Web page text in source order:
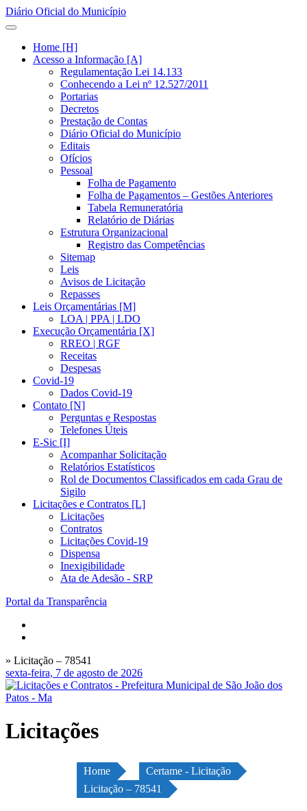
Diário Oficial do Município
Home [H]
Acesso a Informação [A]
Regulamentação Lei 14.133
Conhecendo a Lei nº 12.527/2011
Portarias
Decretos
Prestação de Contas
Diário Oficial do Município
Editais
Ofícios
Pessoal
Folha de Pagamento
Folha de Pagamentos – Gestões Anteriores
Tabela Remuneratória
Relatório de Diárias
Estrutura Organizacional
Registro das Competências
Sitemap
Leis
Avisos de Licitação
Repasses
Leis Orçamentárias [M]
LOA | PPA | LDO
Execução Orçamentária [X]
RREO | RGF
Receitas
Despesas
Covid-19
Dados Covid-19
Contato [N]
Perguntas e Respostas
Telefones Úteis
E-Sic [I]
Acompanhar Solicitação
Relatórios Estatísticos
Rol de Documentos Classificados em cada Grau de
Sigilo
Licitações e Contratos [L]
Licitações
Contratos
Licitações Covid-19
Dispensa
Inexigibilidade
Ata de Adesão - SRP
Portal da Transparência
» Licitação – 78541
sexta-feira, 7 de agosto de 2026
Licitações
Home
Certame - Licitação
Licitação – 78541